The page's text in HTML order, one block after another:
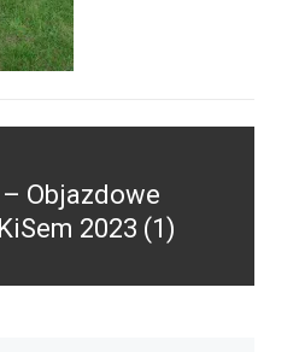
Objazdowe
2023 (1)